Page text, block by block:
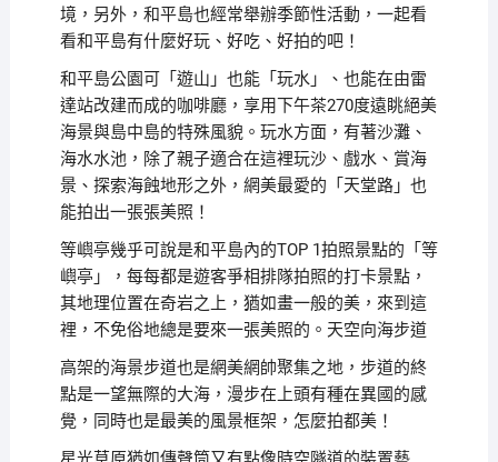
境，另外，和平島也經常舉辦季節性活動，一起看
看和平島有什麼好玩、好吃、好拍的吧！
和平島公園可「遊山」也能「玩水」、也能在由雷
達站改建而成的咖啡廳，享用下午茶270度遠眺絕美
海景與島中島的特殊風貌。玩水方面，有著沙灘、
海水水池，除了親子適合在這裡玩沙、戲水、賞海
景、探索海蝕地形之外，網美最愛的「天堂路」也
能拍出一張張美照！
等嶼亭幾乎可說是和平島內的TOP 1拍照景點的「等
嶼亭」，每每都是遊客爭相排隊拍照的打卡景點，
其地理位置在奇岩之上，猶如畫一般的美，來到這
裡，不免俗地總是要來一張美照的。天空向海步道
高架的海景步道也是網美網帥聚集之地，步道的終
點是一望無際的大海，漫步在上頭有種在異國的感
覺，同時也是最美的風景框架，怎麼拍都美！